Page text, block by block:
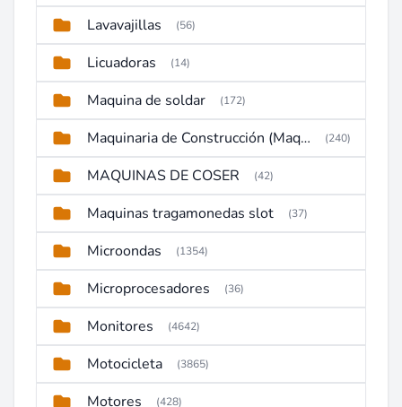
Lavavajillas (56)
Licuadoras (14)
Maquina de soldar (172)
Maquinaria de Construcción (Maquinaria Pesada) (240)
MAQUINAS DE COSER (42)
Maquinas tragamonedas slot (37)
Microondas (1354)
Microprocesadores (36)
Monitores (4642)
Motocicleta (3865)
Motores (428)